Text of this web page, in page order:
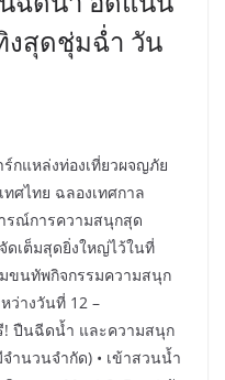
งสุดชุ่มฉ่ำ วัน
กแหล่งท่องเที่ยวผจญภัย
ศไทย ฉลองเทศกาล
รณ์การความสนุกสุด
ดเต็มสุดยิ่งใหญ่ไว้ในที่
ขนทัพกิจกรรมความสนุก
ว่างวันที่ 12 –
! ปืนฉีดน้ำ และความสนุก
นวนจำกัด) • เข้าสวนน้ำ